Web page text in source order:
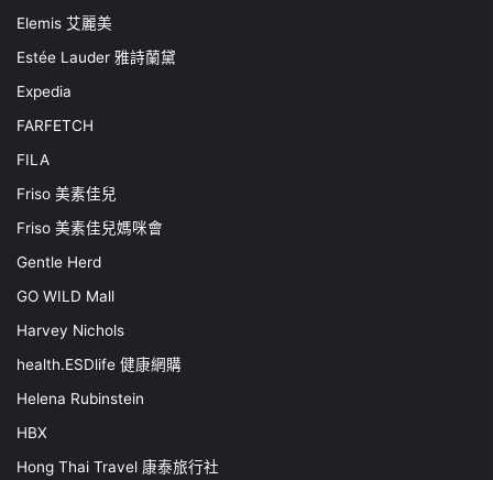
Elemis 艾麗美
Estée Lauder 雅詩蘭黛
Expedia
FARFETCH
FILA
Friso 美素佳兒
Friso 美素佳兒媽咪會
Gentle Herd
GO WILD Mall
Harvey Nichols
health.ESDlife 健康網購
Helena Rubinstein
HBX
Hong Thai Travel 康泰旅行社